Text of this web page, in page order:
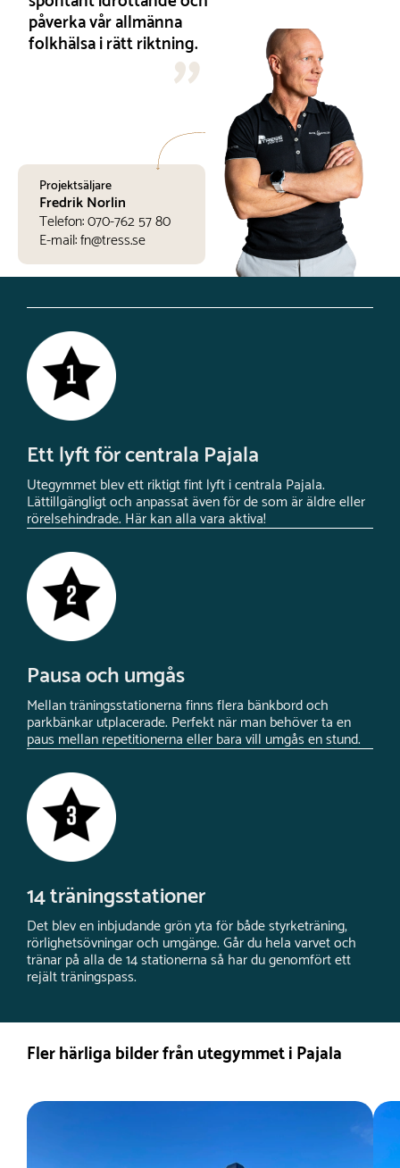
påverka vår allmänna
folkhälsa i rätt riktning.
Projektsäljare
Fredrik Norlin
Telefon:070-762 57 80
E-mail:fn@tress.se
Ett lyft för centrala Pajala
Utegymmet blev ett riktigt fint lyft i centrala Pajala.
Lättillgängligt och anpassat även för de som är äldre eller
rörelsehindrade. Här kan alla vara aktiva!
Pausa och umgås
Mellan träningsstationerna finns flera bänkbord och
parkbänkar utplacerade. Perfekt när man behöver ta en
paus mellan repetitionerna eller bara vill umgås en stund.
14 träningsstationer
Det blev en inbjudande grön yta för både styrketräning,
rörlighetsövningar och umgänge. Går du hela varvet och
tränar på alla de 14 stationerna så har du genomfört ett
rejält träningspass.
Fler härliga bilder från utegymmet i Pajala